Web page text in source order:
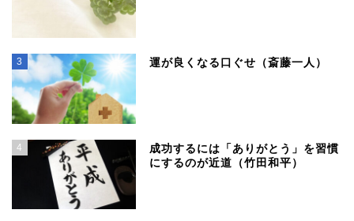
3 運が良くなる口ぐせ（斎藤一人）
4
成功するには「ありがとう」を習慣
にするのが近道（竹田和平）